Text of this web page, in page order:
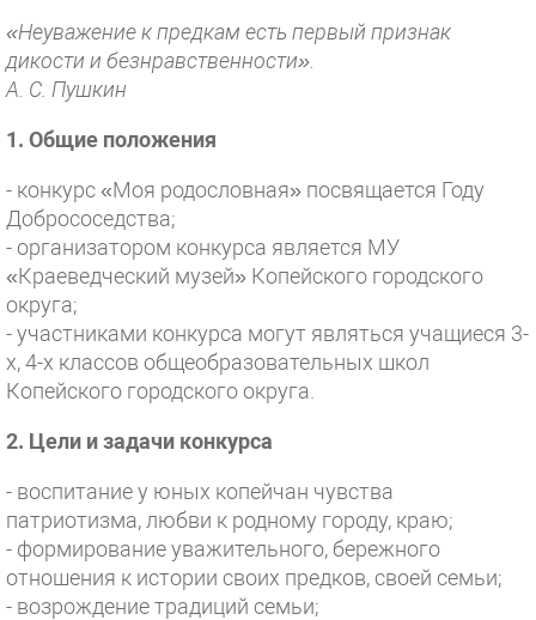
«Неуважение к предкам есть первый признак
дикости и безнравственности».
А. С. Пушкин
1. Общие положения
- конкурс «Моя родословная» посвящается Году
Добрососедства;
- организатором конкурса является МУ
«Краеведческий музей» Копейского городского
округа;
- участниками конкурса могут являться учащиеся 3-
х, 4-х классов общеобразовательных школ
Копейского городского округа.
2. Цели и задачи конкурса
- воспитание у юных копейчан чувства
патриотизма, любви к родному городу, краю;
- формирование уважительного, бережного
отношения к истории своих предков, своей семьи;
- возрождение традиций семьи;